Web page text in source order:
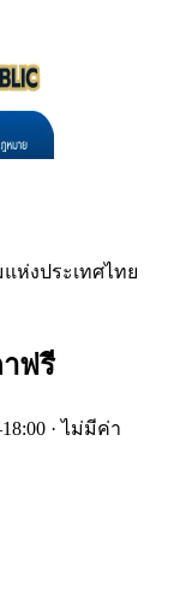
ห่งประเทศไทย
ฟรี
· ไม่มีค่า